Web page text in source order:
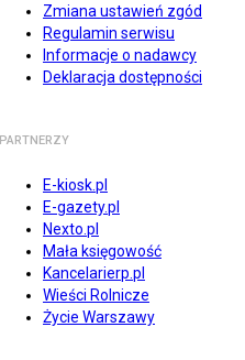
Zmiana ustawień zgód
Regulamin serwisu
Informacje o nadawcy
Deklaracja dostępności
PARTNERZY
E-kiosk.pl
E-gazety.pl
Nexto.pl
Mała księgowość
Kancelarierp.pl
Wieści Rolnicze
Życie Warszawy